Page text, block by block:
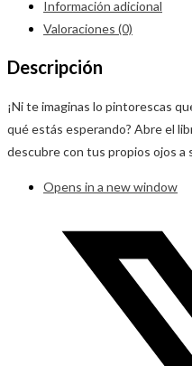
Información adicional
Valoraciones (0)
Descripción
¡Ni te imaginas lo pintorescas
qué estás esperando? Abre el
descubre con tus propios ojos a
Opens in a new window